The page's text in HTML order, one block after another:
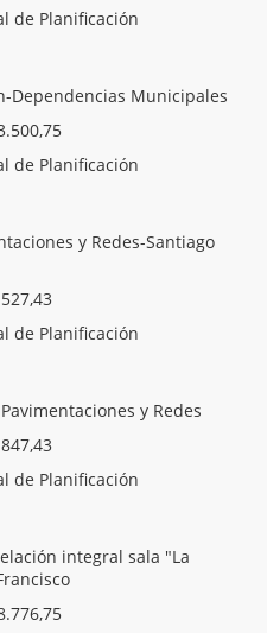
de Planificación
Dependencias Municipales
de Planificación
y Redes-Santiago
de Planificación
y Redes
de Planificación
integral sala "La